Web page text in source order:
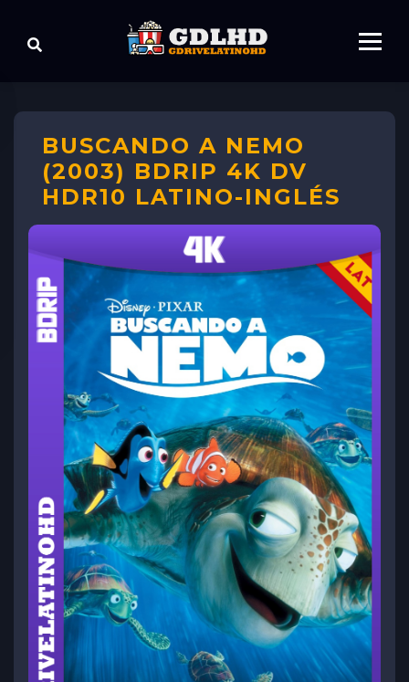
BUSCANDO A NEMO
(2003) BDRIP 4K DV
HDR10 LATINO-INGLÉS